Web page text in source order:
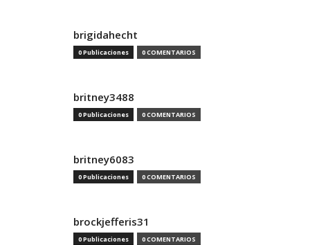
brigidahecht
0 Publicaciones 0 COMENTARIOS
britney3488
0 Publicaciones 0 COMENTARIOS
britney6083
0 Publicaciones 0 COMENTARIOS
brockjefferis31
0 Publicaciones 0 COMENTARIOS